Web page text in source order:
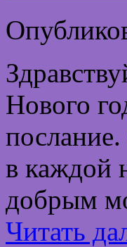
Нового
в каждой
добрым
Читать